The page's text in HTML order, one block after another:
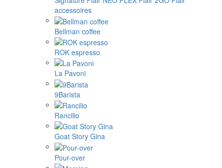
accessoires
Bellman coffee
ROK espresso
La Pavoni
9Barista
Rancilio
Goat Story Gina
Pour-over